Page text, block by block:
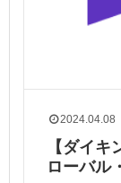
2024.04.08
【ダイ
ローバル